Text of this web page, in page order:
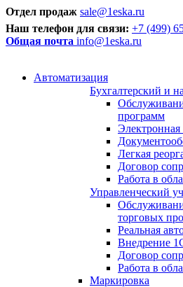
Отдел продаж sale@1eska.ru
Наш телефон для связи: +7 (499)
Общая почта info@1eska.ru
Автоматизация
Бухгалтерский и
программ
Легкая
Договор
Работа в
Управленческий
торговых
Реальная
Внедрение
Договор
Работа в
Маркировка